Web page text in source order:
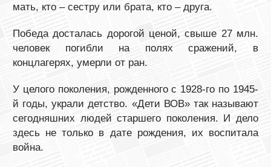
мать, кто – сестру или брата, кто – друга.
Победа досталась дорогой ценой, свыше 27 млн.
человек погибли на полях сражений, в
концлагерях, умерли от ран.
У целого поколения, рожденного с 1928-го по 1945-
й годы, украли детство. «Дети ВОВ» так называют
сегодняшних людей старшего поколения. И дело
здесь не только в дате рождения, их воспитала
война.